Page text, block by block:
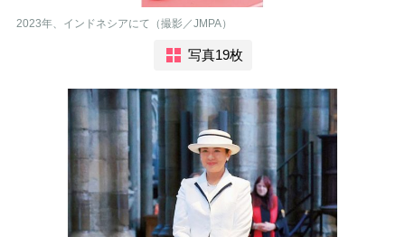
2023年、インドネシアにて（撮影／JMPA）
写真19枚